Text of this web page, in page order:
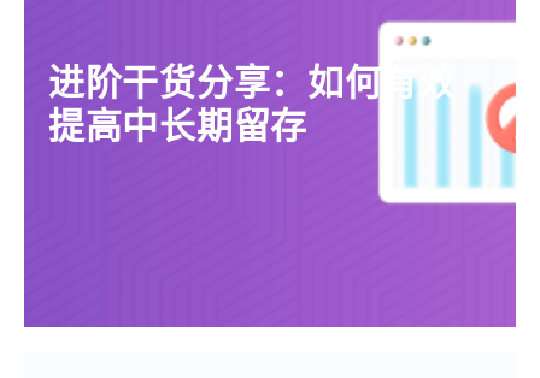
进阶干货分享：如何有效
提高中长期留存